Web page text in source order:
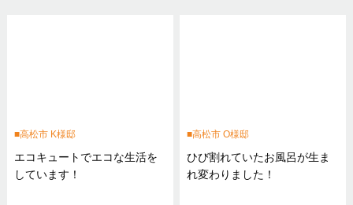
高松市 K様邸
エコキュートでエコな生活を
しています！
高松市 O様邸
ひび割れていたお風呂が生ま
れ変わりました！